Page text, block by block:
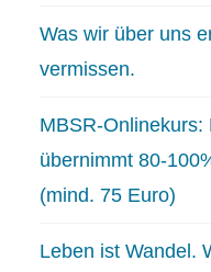
Was wir über uns
vermissen.
MBSR-
übernimmt 80-
(mind. 75 Euro)
Leben ist Wandel.